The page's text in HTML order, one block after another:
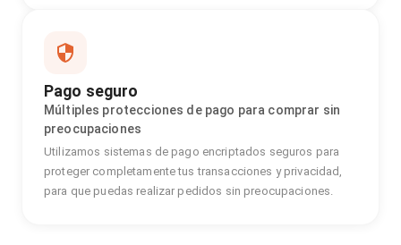
Pago seguro
Múltiples protecciones de pago para comprar sin
preocupaciones
Utilizamos sistemas de pago encriptados seguros para
proteger completamente tus transacciones y privacidad,
para que puedas realizar pedidos sin preocupaciones.